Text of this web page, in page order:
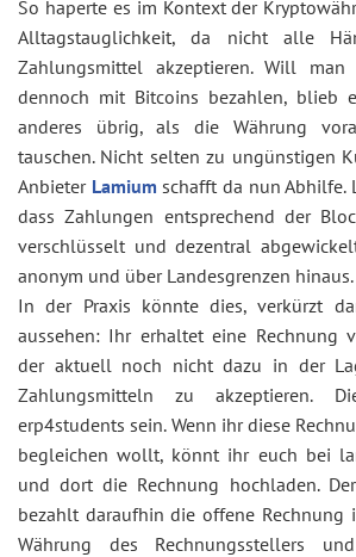
So haperte es im Kontext der
Alltagstauglichkeit, da nicht alle
Zahlungsmittel akzeptieren. Will man
dennoch mit Bitcoins bezahlen, blieb
anderes übrig, als die Währung
tauschen. Nicht selten zu ungünstigen
Anbieter Lamium schafft da nun Abhilfe.
dass Zahlungen entsprechend der
verschlüsselt und dezentral
anonym und über Landesgrenzen hinaus.
In der Praxis könnte dies, verkürzt
aussehen: Ihr erhaltet eine Rechnung
der aktuell noch nicht dazu in der
Zahlungsmitteln zu akzeptieren.
erp4students sein. Wenn ihr diese
begleichen wollt, könnt ihr euch bei
und dort die Rechnung hochladen.
bezahlt daraufhin die offene Rechnung
Währung des Rechnungsstellers